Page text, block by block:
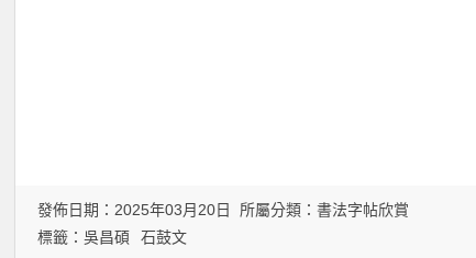
發佈日期：2025年03月20日 所屬分類：書法字帖欣賞
標籤：吳昌碩 石鼓文